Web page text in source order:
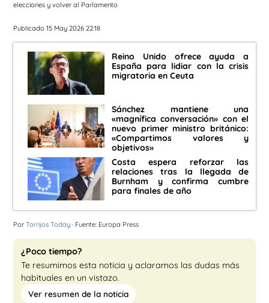
elecciones y volver al Parlamento
Publicado 15 May 2026 22:18
Reino Unido ofrece ayuda a
España para lidiar con la crisis
migratoria en Ceuta
Sánchez mantiene una
«magnífica conversación» con el
nuevo primer ministro británico:
«Compartimos valores y
objetivos»
Costa espera reforzar las
relaciones tras la llegada de
Burnham y confirma cumbre
para finales de año
Por Torrijos Today · Fuente: Europa Press
¿Poco tiempo?
Te resumimos esta noticia y aclaramos las dudas más
habituales en un vistazo.
Ver resumen de la noticia